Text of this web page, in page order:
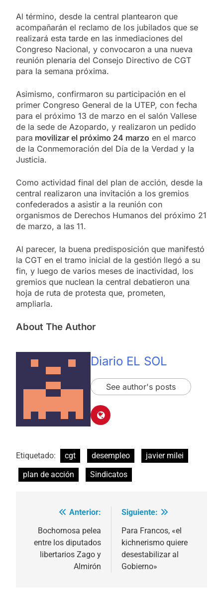
Al término, desde la central plantearon que
acompañarán el reclamo de los jubilados que se
realizará esta tarde en las inmediaciones del
Congreso Nacional, y convocaron a una nueva
reunión plenaria del Consejo Directivo de CGT
para la semana próxima.
Asimismo, confirmaron su participación en el
primer Congreso General de la UTEP, con fecha
para el próximo 13 de marzo en el salón Vallese
de la sede de Azopardo, y realizaron un pedido
para movilizar el próximo 24 marzo en el marco
de la Conmemoración del Día de la Verdad y la
Justicia.
Como actividad final del plan de acción, desde la
central realizaron una invitación a los gremios
confederados a asistir a la reunión con
organismos de Derechos Humanos del próximo 21
de marzo, a las 11.
Al parecer, la buena predisposición que manifestó
la CGT en el tramo inicial de la gestión llegó a su
fin, y luego de varios meses de inactividad, los
gremios que nuclean la central debatieron una
hoja de ruta de protesta que, prometen,
ampliarla.
About The Author
Diario EL SOL
See author's posts
Etiquetado: cgt desempleo
javier milei
plan de acción
Sindicatos
Navegación
de
entradas
Anterior:
Bochornosa pelea
entre los diputados
libertarios Zago y
Almirón
Siguiente:
Para Francos, «el
kichnerismo quiere
desestabilizar al
Gobierno»